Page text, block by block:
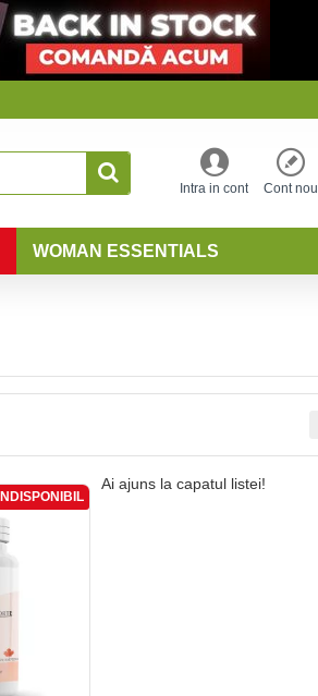
Intra in cont Cont nou
WOMAN ESSENTIALS
INDISPONIBIL
Ai ajuns la capatul listei!